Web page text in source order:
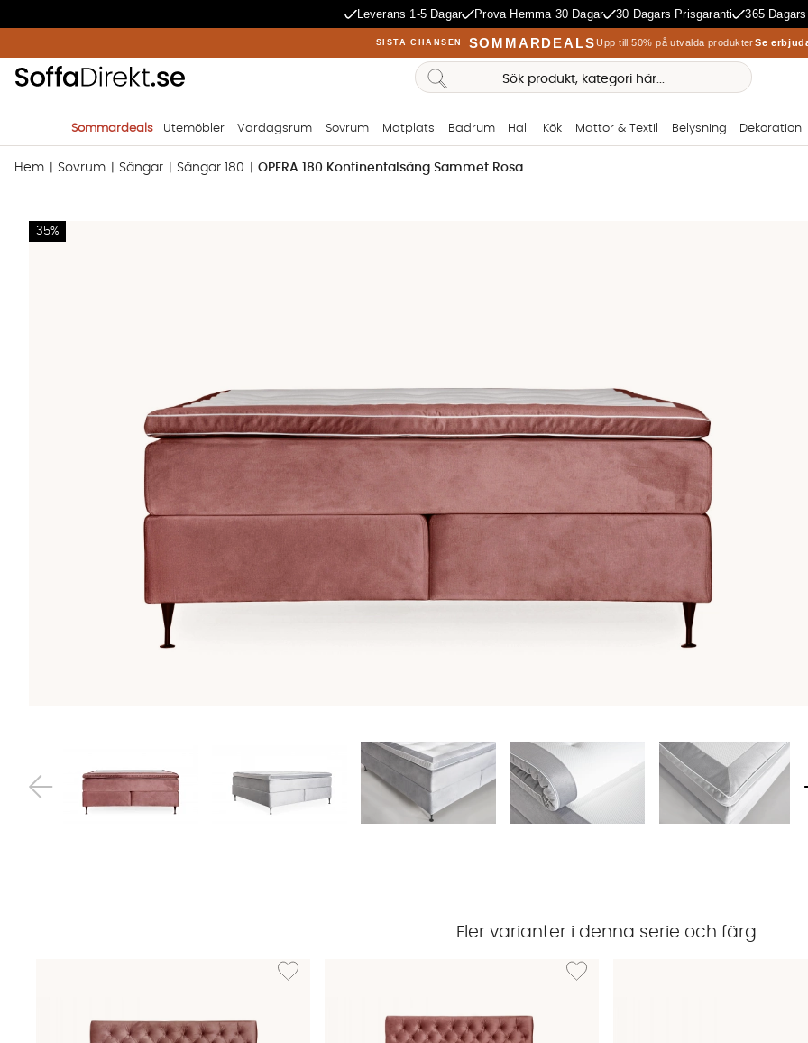
Leverans 1-5 Dagar Prova Hemma 30 Dagar 30 Dagars Prisgaranti 365
SISTA CHANSEN SOMMARDEALSUpp till 50% på utvalda produkterSe
Sommardeals Utemöbler Vardagsrum Sovrum Matplats Badrum Hall Kök Mattor & Textil Belysning Dekoration
Hem Sovrum Sängar Sängar 180 OPERA 180 Kontinentalsäng Sammet Rosa
35%
Produktbilder OPERA 180 Kontinentalsäng Sammet Rosa
Fler varianter i denna serie och färg
Lägg till i önskelista: OPERA 180 Sänggavel Sammet RosaLägg till i önskelista: OPERA 180 Sängpaket